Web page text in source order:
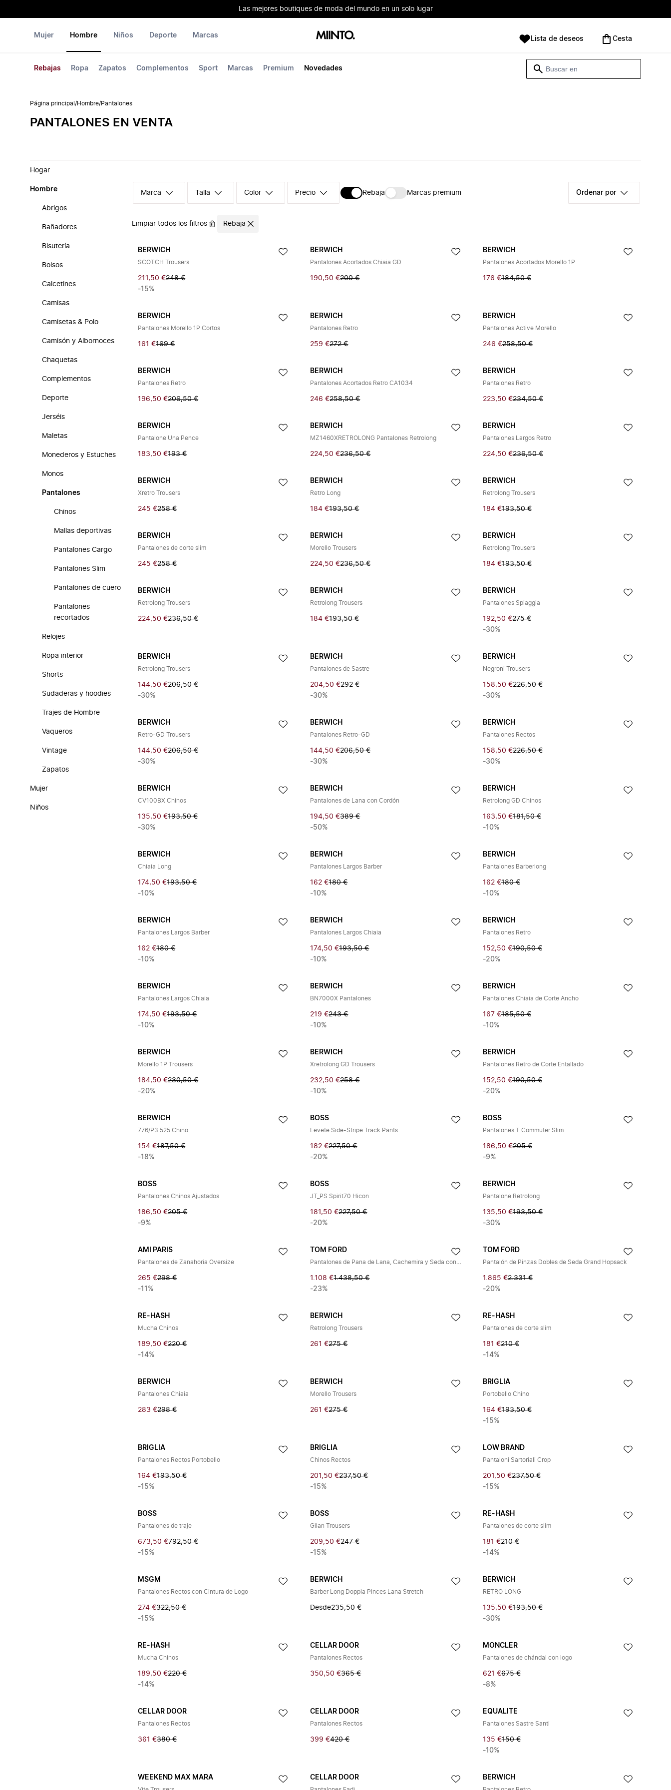
Las mejores boutiques de moda del mundo en un solo lugar
Mujer Hombre
Rebajas Ropa Zapatos Complementos Sport Marcas Premium Novedades
Niños Deporte Marcas Lista de deseos Cesta
Página principal /Hombre/Pantalones
PANTALONES EN VENTA
Hogar
Hombre
Abrigos
Bañadores
Bisutería
Bolsos
Calcetines
Camisas
Camisetas & Polo
Camisón y Albornoces
Chaquetas
Complementos
Deporte
Jerséis
Maletas
Monederos y Estuches
Monos
Pantalones
Chinos
Mallas deportivas
Pantalones Cargo
Pantalones Slim
Pantalones de cuero
Pantalones
recortados
Relojes
Ropa interior
Shorts
Sudaderas y hoodies
Trajes de Hombre
Vaqueros
Vintage
Zapatos
Mujer
Niños
Marca Talla Color Precio Rebaja Marcas premium Ordenar por
Limpiar todos los filtros Rebaja
BERWICH
SCOTCH Trousers
211,50 €248 €
-15%
BERWICH
Pantalones Acortados Chiaia GD
190,50 €200 €
BERWICH
Pantalones Acortados Morello 1P
176 €184,50 €
BERWICH
Pantalones Morello 1P Cortos
161 €169 €
BERWICH
Pantalones Retro
259 €272 €
BERWICH
Pantalones Active Morello
246 €258,50 €
BERWICH
Pantalones Retro
196,50 €206,50 €
BERWICH
Pantalones Acortados Retro CA1034
246 €258,50 €
BERWICH
Pantalones Retro
223,50 €234,50 €
BERWICH
Pantalone Una Pence
183,50 €193 €
BERWICH
MZ1460XRETROLONG Pantalones Retrolong
224,50 €236,50 €
BERWICH
Pantalones Largos Retro
224,50 €236,50 €
BERWICH
Xretro Trousers
245 €258 €
BERWICH
Retro Long
184 €193,50 €
BERWICH
Retrolong Trousers
184 €193,50 €
BERWICH
Pantalones de corte slim
245 €258 €
BERWICH
Morello Trousers
224,50 €236,50 €
BERWICH
Retrolong Trousers
184 €193,50 €
BERWICH
Retrolong Trousers
224,50 €236,50 €
BERWICH
Retrolong Trousers
184 €193,50 €
BERWICH
Pantalones Spiaggia
192,50 €275 €
-30%
BERWICH
Retrolong Trousers
144,50 €206,50 €
-30%
BERWICH
Pantalones de Sastre
204,50 €292 €
-30%
BERWICH
Negroni Trousers
158,50 €226,50 €
-30%
BERWICH
Retro-GD Trousers
144,50 €206,50 €
-30%
BERWICH
Pantalones Retro-GD
144,50 €206,50 €
-30%
BERWICH
Pantalones Rectos
158,50 €226,50 €
-30%
BERWICH
CV100BX Chinos
135,50 €193,50 €
-30%
BERWICH
Pantalones de Lana con Cordón
194,50 €389 €
-50%
BERWICH
Retrolong GD Chinos
163,50 €181,50 €
-10%
BERWICH
Chiaia Long
174,50 €193,50 €
-10%
BERWICH
Pantalones Largos Barber
162 €180 €
-10%
BERWICH
Pantalones Barberlong
162 €180 €
-10%
BERWICH
Pantalones Largos Barber
162 €180 €
-10%
BERWICH
Pantalones Largos Chiaia
174,50 €193,50 €
-10%
BERWICH
Pantalones Retro
152,50 €190,50 €
-20%
BERWICH
Pantalones Largos Chiaia
174,50 €193,50 €
-10%
BERWICH
BN7000X Pantalones
219 €243 €
-10%
BERWICH
Pantalones Chiaia de Corte Ancho
167 €185,50 €
-10%
BERWICH
Morello 1P Trousers
184,50 €230,50 €
-20%
BERWICH
Xretrolong GD Trousers
232,50 €258 €
-10%
BERWICH
Pantalones Retro de Corte Entallado
152,50 €190,50 €
-20%
BERWICH
776/P3 525 Chino
154 €187,50 €
-18%
BOSS
Levete Side-Stripe Track Pants
182 €227,50 €
-20%
BOSS
Pantalones T Commuter Slim
186,50 €205 €
-9%
BOSS
Pantalones Chinos Ajustados
186,50 €205 €
-9%
BOSS
JT_PS Spirit70 Hicon
181,50 €227,50 €
-20%
BERWICH
Pantalone Retrolong
135,50 €193,50 €
-30%
AMI PARIS
Pantalones de Zanahoria Oversize
265 €298 €
-11%
TOM FORD
Pantalones de Pana de Lana, Cachemira y Seda con Doble Pliegue
1.108 €1.438,50 €
-23%
TOM FORD
Pantalón de Pinzas Dobles de Seda Grand Hopsack
1.865 €2.331 €
-20%
RE-HASH
Mucha Chinos
189,50 €220 €
-14%
BERWICH
Retrolong Trousers
261 €275 €
RE-HASH
Pantalones de corte slim
181 €210 €
-14%
BERWICH
Pantalones Chiaia
283 €298 €
BERWICH
Morello Trousers
261 €275 €
BRIGLIA
Portobello Chino
164 €193,50 €
-15%
BRIGLIA
Pantalones Rectos Portobello
164 €193,50 €
-15%
BRIGLIA
Chinos Rectos
201,50 €237,50 €
-15%
LOW BRAND
Pantaloni Sartoriali Crop
201,50 €237,50 €
-15%
BOSS
Pantalones de traje
673,50 €792,50 €
-15%
BOSS
Gilan Trousers
209,50 €247 €
-15%
RE-HASH
Pantalones de corte slim
181 €210 €
-14%
MSGM
Pantalones Rectos con Cintura de Logo
274 €322,50 €
-15%
BERWICH
Barber Long Doppia Pinces Lana Stretch
Desde235,50 €
BERWICH
RETRO LONG
135,50 €193,50 €
-30%
RE-HASH
Mucha Chinos
189,50 €220 €
-14%
CELLAR DOOR
Pantalones Rectos
350,50 €365 €
MONCLER
Pantalones de chándal con logo
621 €675 €
-8%
CELLAR DOOR
Pantalones Rectos
361 €380 €
CELLAR DOOR
Pantalones Rectos
399 €420 €
EQUALITE
Pantalones Sastre Santi
135 €150 €
-10%
WEEKEND MAX MARA CELLAR DOOR BERWICH